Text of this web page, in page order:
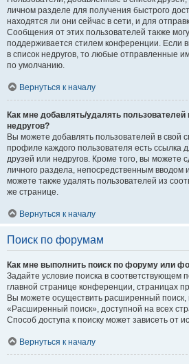
личном разделе для получения быстрого
находятся ли они сейчас в сети, и для
Сообщения от этих пользователей также
поддерживается стилем конференции. Если
в список недругов, то любые отправленные
по умолчанию.
Вернуться к началу
Как мне добавлять/удалять пользователей
недругов?
Вы можете добавлять пользователей в свой
профиле каждого пользователя есть ссылка
друзей или недругов. Кроме того, вы можете
личного раздела, непосредственным вводом
можете также удалять пользователей из
же странице.
Вернуться к началу
Поиск по форумам
Как мне выполнить поиск по форуму или
Задайте условие поиска в соответствующем
главной странице конференции, страницах
Вы можете осуществить расширенный поиск,
«Расширенный поиск», доступной на всех
Способ доступа к поиску может зависеть от
Вернуться к началу